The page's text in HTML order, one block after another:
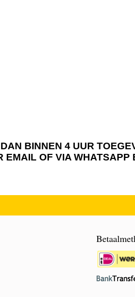
BINNEN 4 UUR
EMAIL OF VIA WHATSAPP